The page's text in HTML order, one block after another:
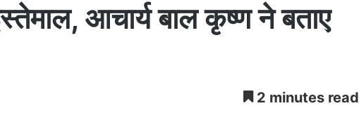
आचार्य बाल कृष्ण ने बताए
2 minutes read